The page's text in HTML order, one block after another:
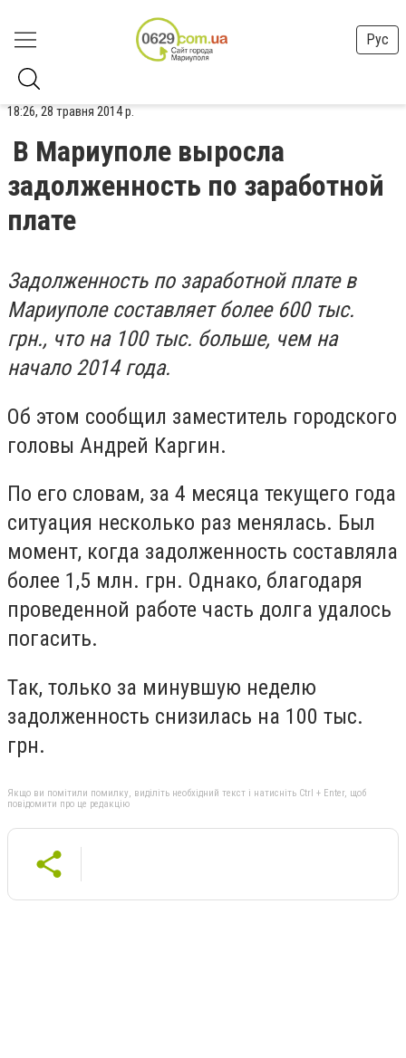
Рус
18:26, 28 травня 2014 р.
В Мариуполе выросла
задолженность по заработной
плате
Задолженность по заработной плате в
Мариуполе составляет более 600 тыс.
грн., что на 100 тыс. больше, чем на
начало 2014 года.
Об этом сообщил заместитель городского
головы Андрей Каргин.
По его словам, за 4 месяца текущего года
ситуация несколько раз менялась. Был
момент, когда задолженность составляла
более 1,5 млн. грн. Однако, благодаря
проведенной работе часть долга удалось
погасить.
Так, только за минувшую неделю
задолженность снизилась на 100 тыс.
грн.
Якщо ви помітили помилку, виділіть необхідний текст і натисніть Ctrl + Enter, щоб
повідомити про це редакцію